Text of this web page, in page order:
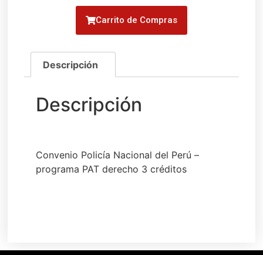
Carrito de Compras
Convenio Policía Nacional del Perú –
programa PAT derecho 3 créditos